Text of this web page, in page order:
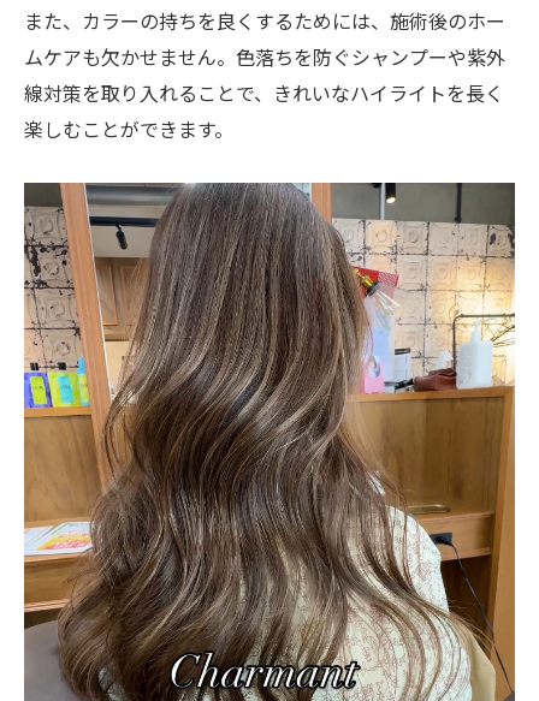
また、カラーの持ちを良くするためには、施術後のホー
ムケアも欠かせません。色落ちを防ぐシャンプーや紫外
線対策を取り入れることで、きれいなハイライトを長く
楽しむことができます。